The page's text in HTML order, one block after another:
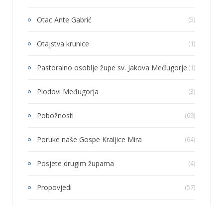
Otac Ante Gabrić (5)
Otajstva krunice (1)
Pastoralno osoblje župe sv. Jakova Međugorje (1)
Plodovi Međugorja (3)
Pobožnosti (69)
Poruke naše Gospe Kraljice Mira (64)
Posjete drugim župama (4)
Propovjedi (57)